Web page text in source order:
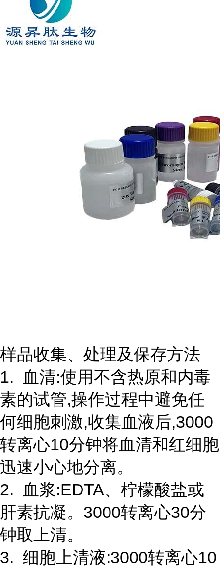
样品收集、处理及保存方法
1. 血清:使用不含热原和内毒
素的试管,操作过程中避免任
何细胞刺激,收集血液后,3000
转离心10分钟将血清和红细胞
迅速小心地分离。
2. 血浆:EDTA、柠檬酸盐或
肝素抗凝。3000转离心30分
钟取上清。
3. 细胞上清液:3000转离心10